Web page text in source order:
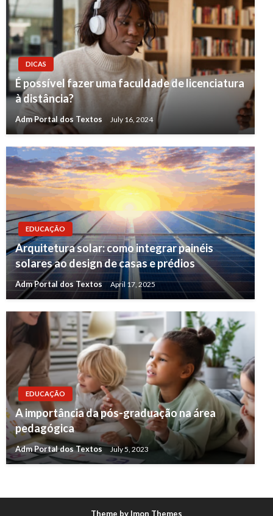
DICAS
É possível fazer uma faculdade de licenciatura
à distância?
Adm Portal dos Textos July 16, 2024
EDUCAÇÃO
Arquitetura solar: como integrar painéis
solares ao design de casas e prédios
Adm Portal dos Textos April 17, 2025
EDUCAÇÃO
A importância da pós-graduação na área
pedagógica
Adm Portal dos Textos July 5, 2023
Theme by Imon Themes